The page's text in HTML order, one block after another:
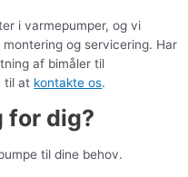
i varmepumper, og vi
og servicering. Har
af bimåler til
til at kontakte os.
for dig?
til dine behov.